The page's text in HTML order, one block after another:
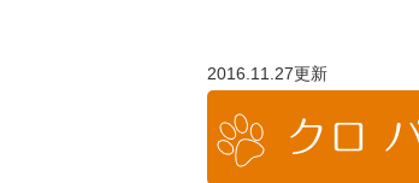
2016.11.27更新
クロ